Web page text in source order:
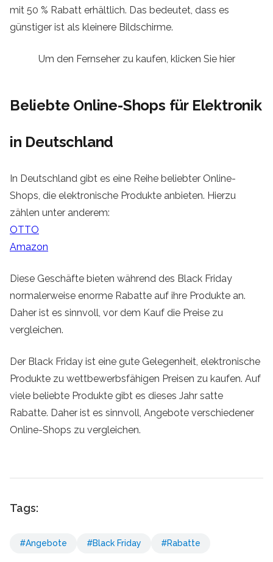
mit 50 % Rabatt erhältlich. Das bedeutet, dass es
günstiger ist als kleinere Bildschirme.
Um den Fernseher zu kaufen, klicken Sie hier
Beliebte Online-Shops für Elektronik
in Deutschland
In Deutschland gibt es eine Reihe beliebter Online-
Shops, die elektronische Produkte anbieten. Hierzu
zählen unter anderem:
OTTO
Amazon
Diese Geschäfte bieten während des Black Friday
normalerweise enorme Rabatte auf ihre Produkte an.
Daher ist es sinnvoll, vor dem Kauf die Preise zu
vergleichen.
Der Black Friday ist eine gute Gelegenheit, elektronische
Produkte zu wettbewerbsfähigen Preisen zu kaufen. Auf
viele beliebte Produkte gibt es dieses Jahr satte
Rabatte. Daher ist es sinnvoll, Angebote verschiedener
Online-Shops zu vergleichen.
Tags:
#Angebote #Black Friday #Rabatte